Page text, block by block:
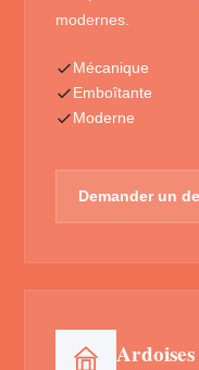
modernes.
Mécanique
Emboîtante
Moderne
Demander un
Ardoises